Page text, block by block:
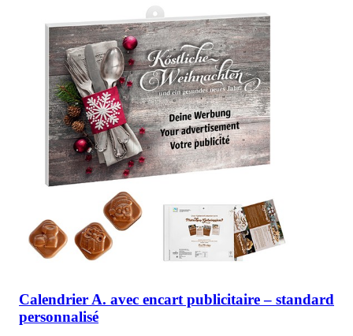
Calendrier A. avec encart publicitaire – standard
personnalisé